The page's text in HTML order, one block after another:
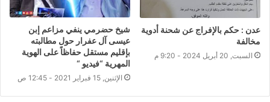
عدن : حكم بالإفراج عن شحنة أدوية
مخالفة
السبت, 20 أبريل 2024 - 9:20 م
شيخ حضرمي ينفي مزاعم إبن
عيسى آل عفرار حول مطالبته
بإقليم مستقل حفاظاً على الهوية
المهرية “فيديو “
الإثنين, 15 فبراير 2021 - 12:45 ص